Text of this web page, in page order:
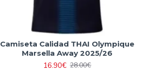
Camiseta Calidad THAI Olympique
Marsella Away 2025/26
16.90€ 28.00€